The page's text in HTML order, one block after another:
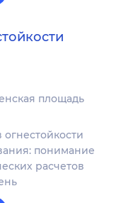
площадь
понимание
расчетов